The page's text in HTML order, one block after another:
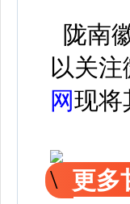
陇南
以关注
网现将
更多